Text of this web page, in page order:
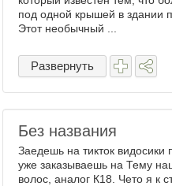
под одной крышей в здании
Этот необычный ...
Развернуть
Без названия
Заедешь на тикток видосики
уже заказываешь на Тему
волос, аналог К18. Чето я к